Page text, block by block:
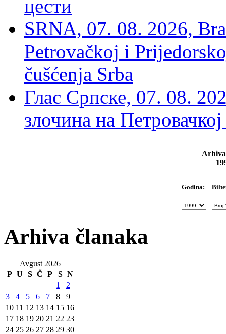
цести
SRNA, 07. 08. 2026,
Petrovačkoj i
čušćenja Srba
Глас Српске, 07. 08.
злочина на
Godina:
Arhiva članaka
Avgust 2026
P U S Č P S N
1
2
3
4 5 6 7 8
9
10 11 12 13 14 15 16
17 18 19 20 21 22 23
24 25 26 27 28 29 30